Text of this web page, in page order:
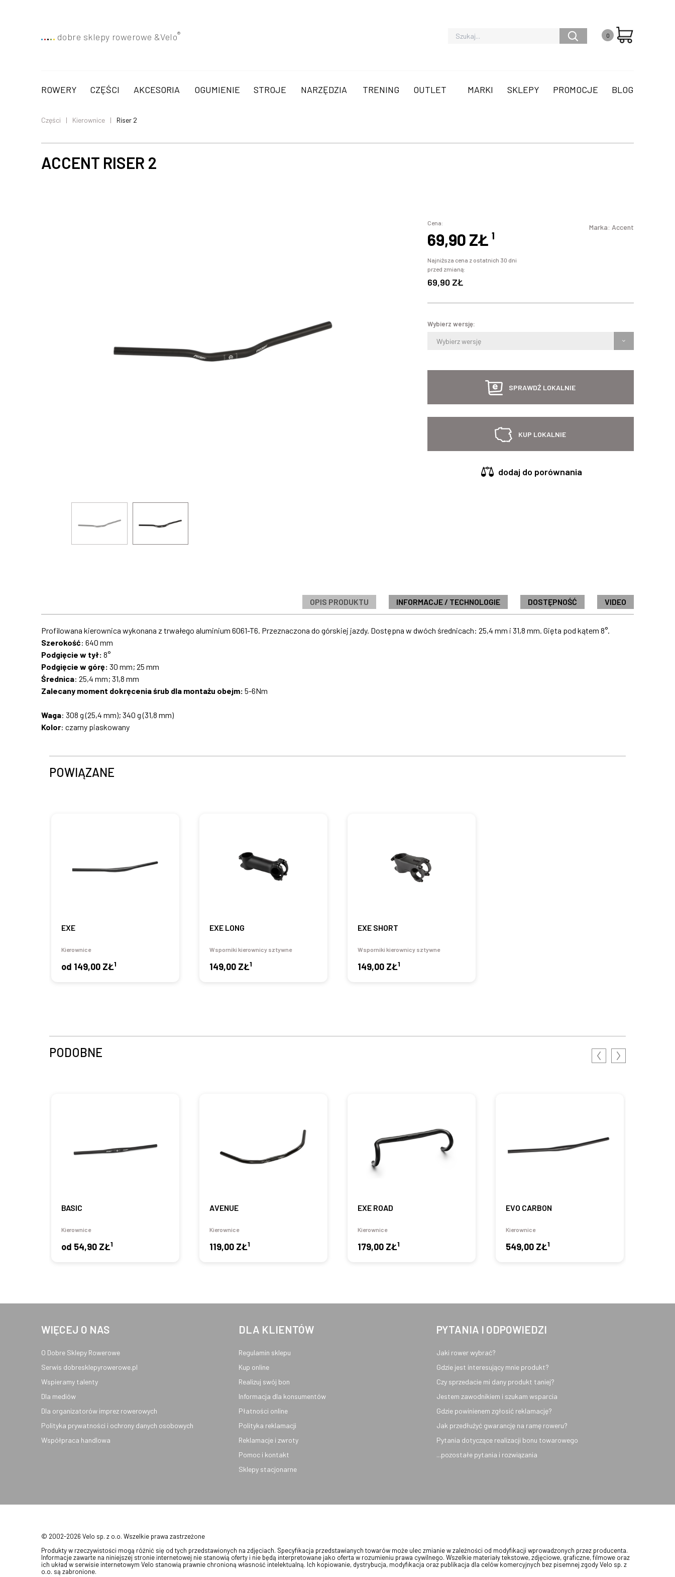
dobre sklepy rowerowe &Velo® 0
ROWERY CZĘŚCI AKCESORIA OGUMIENIE STROJE NARZĘDZIA TRENING OUTLET MARKI SKLEPY PROMOCJE BLOG
Części Kierownice Riser 2
ACCENT RISER 2
Cena:
69,90 ZŁ¹
Najniższa cena z ostatnich 30 dni
przed zmianą:
69,90 ZŁ
Marka: Accent
Wybierz wersję:
Wybierz wersję
SPRAWDŹ LOKALNIE
KUP LOKALNIE
dodaj do porównania
OPIS PRODUKTU INFORMACJE / TECHNOLOGIE DOSTĘPNOŚĆ VIDEO
Profilowana kierownica wykonana z trwałego aluminium 6061-T6. Przeznaczona do górskiej jazdy. Dostępna w dwóch średnicach: 25,4 mm i 31,8 mm. Gięta pod kątem 8°.
Szerokość: 640 mm
Podgięcie w tył: 8°
Podgięcie w górę: 30 mm; 25 mm
Średnica: 25,4 mm; 31,8 mm
​Zalecany moment dokręcenia śrub dla montażu obejm: 5-6Nm
Waga: 308 g (25,4 mm); 340 g (31,8 mm)
Kolor: czarny piaskowany
POWIĄZANE
EXE
Kierownice
od 149,00 ZŁ1
EXE LONG
Wsporniki kierownicy sztywne
149,00 ZŁ1
EXE SHORT
Wsporniki kierownicy sztywne
149,00 ZŁ1
PODOBNE
BASIC
Kierownice
od 54,90 ZŁ1
AVENUE
Kierownice
119,00 ZŁ1
EXE ROAD
Kierownice
179,00 ZŁ1
EVO CARBON
Kierownice
549,00 ZŁ1
WIĘCEJ O NAS
O Dobre Sklepy Rowerowe
Serwis dobresklepyrowerowe.pl
Wspieramy talenty
Dla mediów
Dla organizatorów imprez rowerowych
Polityka prywatności i ochrony danych osobowych
Współpraca handlowa
DLA KLIENTÓW
Regulamin sklepu
Kup online
Realizuj swój bon
Informacja dla konsumentów
Płatności online
Polityka reklamacji
Reklamacje i zwroty
Pomoc i kontakt
Sklepy stacjonarne
PYTANIA I ODPOWIEDZI
Jaki rower wybrać?
Gdzie jest interesujący mnie produkt?
Czy sprzedacie mi dany produkt taniej?
Jestem zawodnikiem i szukam wsparcia
Gdzie powinienem zgłosić reklamację?
Jak przedłużyć gwarancję na ramę roweru?
Pytania dotyczące realizacji bonu towarowego
...pozostałe pytania i rozwiązania
© 2002-2026 Velo sp. z o.o. Wszelkie prawa zastrzeżone
Produkty w rzeczywistości mogą różnić się od tych przedstawionych na zdjęciach. Specyfikacja przedstawianych towarów może ulec zmianie w zależności od modyfikacji wprowadzonych przez producenta.
Informacje zawarte na niniejszej stronie internetowej nie stanowią oferty i nie będą interpretowane jako oferta w rozumieniu prawa cywilnego. Wszelkie materiały tekstowe, zdjęciowe, graficzne, filmowe oraz
ich układ w serwisie internetowym Velo stanowią prawnie chronioną własność intelektualną. Ich kopiowanie, dystrybucja, modyfikacja oraz publikacja dla celów komercyjnych bez pisemnej zgody Velo sp. z
o.o. są zabronione.